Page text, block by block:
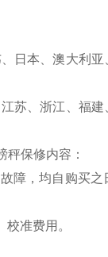
日本、澳大利
苏、浙江、福
秤保修内容：
障，均自购买
准费用。